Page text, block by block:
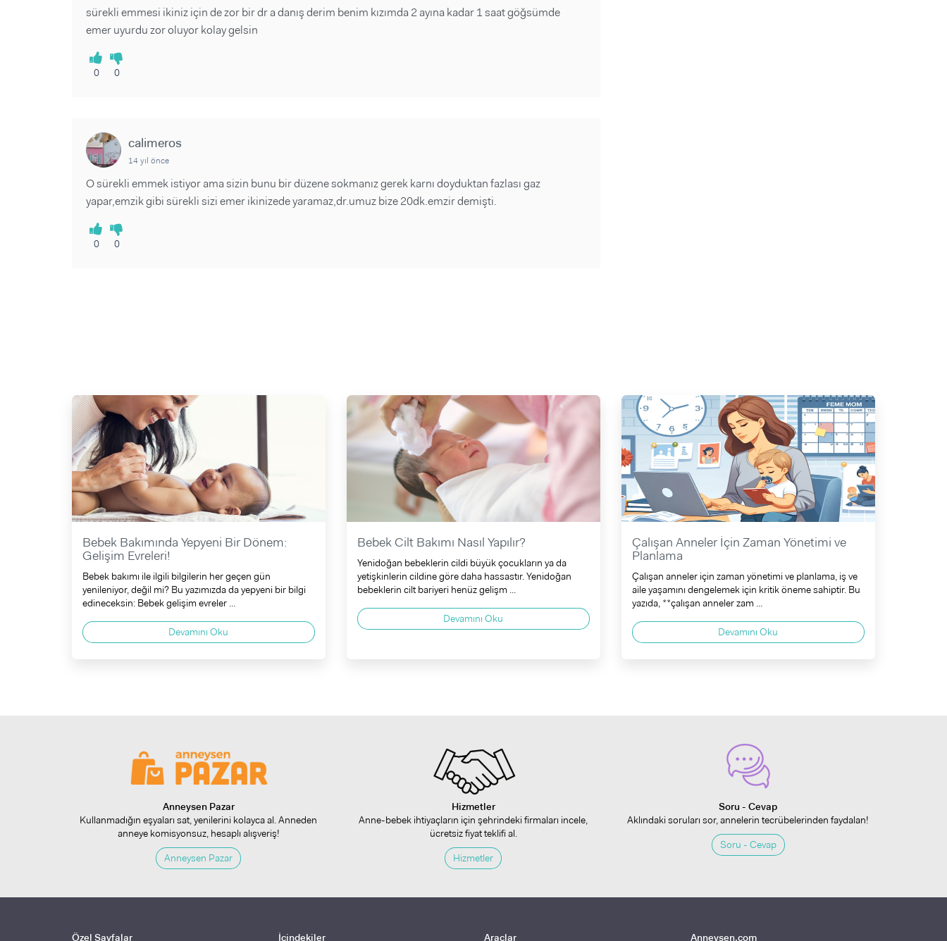
sürekli emmesi ikiniz için de zor bir dr a danış derim benim kızımda 2 ayına kadar 1 saat göğsümde
emer uyurdu zor oluyor kolay gelsin
0 0
calimeros
14 yıl önce
O sürekli emmek istiyor ama sizin bunu bir düzene sokmanız gerek karnı doyduktan fazlası gaz
yapar,emzik gibi sürekli sizi emer ikinizede yaramaz,dr.umuz bize 20dk.emzir demişti.
0 0
Bebek Bakımında Yepyeni Bir Dönem:
Gelişim Evreleri!
Bebek bakımı ile ilgili bilgilerin her geçen gün
yenileniyor, değil mi? Bu yazımızda da yepyeni bir bilgi
edineceksin: Bebek gelişim evreler ...
Devamını Oku
Bebek Cilt Bakımı Nasıl Yapılır?
Yenidoğan bebeklerin cildi büyük çocukların ya da
yetişkinlerin cildine göre daha hassastır. Yenidoğan
bebeklerin cilt bariyeri henüz gelişm ...
Devamını Oku
Çalışan Anneler İçin Zaman Yönetimi ve
Planlama
Çalışan anneler için zaman yönetimi ve planlama, iş ve
aile yaşamını dengelemek için kritik öneme sahiptir. Bu
yazıda, **çalışan anneler zam ...
Devamını Oku
Anneysen Pazar
Kullanmadığın eşyaları sat, yenilerini kolayca al. Anneden
anneye komisyonsuz, hesaplı alışveriş!
Anneysen Pazar
Hizmetler
Anne-bebek ihtiyaçların için şehrindeki firmaları incele,
ücretsiz fiyat teklifi al.
Hizmetler
Soru - Cevap
Aklındaki soruları sor, annelerin tecrübelerinden faydalan!
Soru - Cevap
Özel Sayfalar İçindekiler Araçlar Anneysen.com